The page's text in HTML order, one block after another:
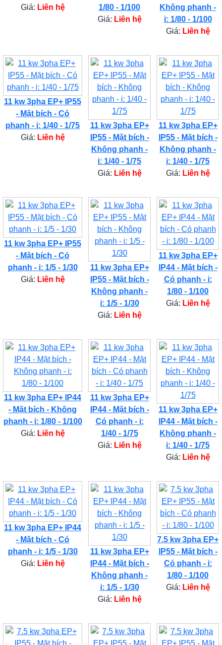
Giá: Liên hệ
1/80 - 1/100
Giá: Liên hệ
Không phanh -
i: 1/80 - 1/100
Giá: Liên hệ
11 kw 3pha EP+ IP55
- Mặt bích - Có
phanh - i: 1/40 - 1/75
Giá: Liên hệ
11 kw 3pha EP+
IP55 - Mặt bích -
Không phanh -
i: 1/40 - 1/75
Giá: Liên hệ
11 kw 3pha EP+
IP55 - Mặt bích -
Không phanh -
i: 1/40 - 1/75
Giá: Liên hệ
11 kw 3pha EP+ IP55
- Mặt bích - Có
phanh - i: 1/5 - 1/30
Giá: Liên hệ
11 kw 3pha EP+
IP55 - Mặt bích -
Không phanh -
i: 1/5 - 1/30
Giá: Liên hệ
11 kw 3pha EP+
IP44 - Mặt bích -
Có phanh - i:
1/80 - 1/100
Giá: Liên hệ
11 kw 3pha EP+ IP44
- Mặt bích - Không
phanh - i: 1/80 - 1/100
Giá: Liên hệ
11 kw 3pha EP+
IP44 - Mặt bích -
Có phanh - i:
1/40 - 1/75
Giá: Liên hệ
11 kw 3pha EP+
IP44 - Mặt bích -
Không phanh -
i: 1/40 - 1/75
Giá: Liên hệ
11 kw 3pha EP+ IP44
- Mặt bích - Có
phanh - i: 1/5 - 1/30
Giá: Liên hệ
11 kw 3pha EP+
IP44 - Mặt bích -
Không phanh -
i: 1/5 - 1/30
Giá: Liên hệ
7.5 kw 3pha EP+
IP55 - Mặt bích -
Có phanh - i:
1/80 - 1/100
Giá: Liên hệ